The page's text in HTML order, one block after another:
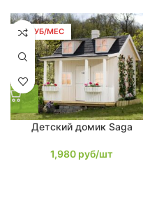
38 РУБ/МЕС
Детский домик Saga
1,980 руб/шт